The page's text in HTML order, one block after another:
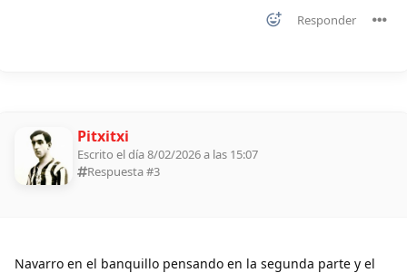
Responder
Pitxitxi
Escrito el día 8/02/2026 a las 15:07
Respuesta #3
Navarro en el banquillo pensando en la segunda parte y el